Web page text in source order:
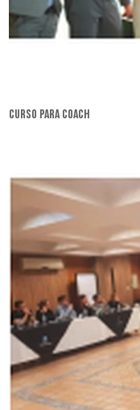
curso para coach